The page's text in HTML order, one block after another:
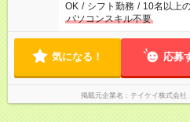
OK / シフト勤務 / 10名以上
パソコンスキル不要
気になる！ 応募
掲載元企業名 テイケイ株式会社